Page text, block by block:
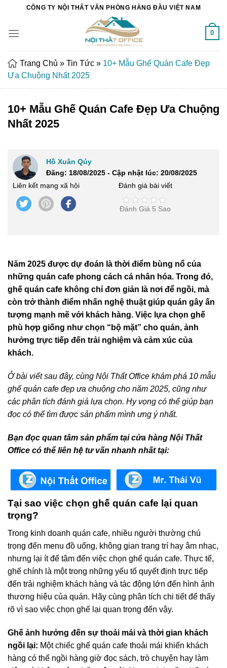
Chuyển
nội
CÔNG TY NỘI THẤT VĂN PHÒNG HÀNG ĐẦU VIỆT NAM
0
Trang Chủ » Tin Tức » 10+ Mẫu Ghế Quán Cafe Đẹp
Ưa Chuộng Nhất 2025
10+ Mẫu Ghế Quán Cafe Đẹp Ưa Chuộng
Nhất 2025
Hồ Xuân Qúy
Đăng: 18/08/2025 - Cập nhật lúc: 20/08/2025
Liên kết mạng xã hội
Đánh giá bài viết
Đánh Giá 5 Sao
Năm 2025 được dự đoán là thời điểm bùng nổ của
những quán cafe phong cách cá nhân hóa. Trong đó,
ghế quán cafe không chỉ đơn giản là nơi để ngồi, mà
còn trở thành điểm nhấn nghệ thuật giúp quán gây ấn
tượng mạnh mẽ với khách hàng. Việc lựa chọn ghế
phù hợp giống như chọn “bộ mặt” cho quán, ảnh
hưởng trực tiếp đến trải nghiệm và cảm xúc của
khách.
Ở bài viết sau đây, cùng Nội Thất Office khám phá 10 mẫu
ghế quán cafe đẹp ưa chuộng cho năm 2025, cũng như
các phân tích đánh giá lựa chọn. Hy vọng có thể giúp bạn
đọc có thể tìm được sản phẩm mình ưng ý nhất.
Bạn đọc quan tâm sản phẩm tại cửa hàng Nội Thất
Office có thể liên hệ tư vấn nhanh nhất tại:
Tại sao việc chọn ghế quán cafe lại quan
trọng?
Trong kinh doanh quán cafe, nhiều người thường chú
trọng đến menu đồ uống, không gian trang trí hay âm nhạc,
nhưng lại ít để tâm đến việc chọn ghế quán cafe. Thực tế,
ghế chính là một trong những yếu tố quyết định trực tiếp
đến trải nghiệm khách hàng và tác động lớn đến hình ảnh
thương hiệu của quán. Hãy cùng phân tích chi tiết để thấy
rõ vì sao việc chọn ghế lại quan trọng đến vậy.
Ghế ảnh hưởng đến sự thoải mái và thời gian khách
ngồi lại: Một chiếc ghế quán cafe thoải mái khiến khách
hàng có thể ngồi hàng giờ đọc sách, trò chuyện hay làm